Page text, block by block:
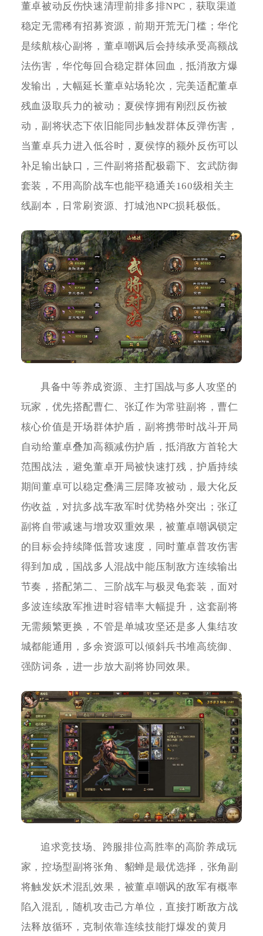
董卓被动反伤快速清理前排多排NPC，获取渠道
稳定无需稀有招募资源，前期开荒无门槛；华佗
是续航核心副将，董卓嘲讽后会持续承受高额战
法伤害，华佗每回合稳定群体回血，抵消敌方爆
发输出，大幅延长董卓站场轮次，完美适配董卓
残血汲取兵力的被动；夏侯惇拥有刚烈反伤被
动，副将状态下依旧能同步触发群体反弹伤害，
当董卓兵力进入低谷时，夏侯惇的额外反伤可以
补足输出缺口，三件副将搭配极霸下、玄武防御
套装，不用高阶战车也能平稳通关160级相关主
线副本，日常刷资源、打城池NPC损耗极低。
具备中等养成资源、主打国战与多人攻坚的
玩家，优先搭配曹仁、张辽作为常驻副将，曹仁
核心价值是开场群体护盾，副将携带时战斗开局
自动给董卓叠加高额减伤护盾，抵消敌方首轮大
范围战法，避免董卓开局被快速打残，护盾持续
期间董卓可以稳定叠满三层降攻被动，最大化反
伤收益，对抗多战车敌军时优势格外突出；张辽
副将自带减速与增攻双重效果，被董卓嘲讽锁定
的目标会持续降低普攻速度，同时董卓普攻伤害
得到加成，国战多人混战中能压制敌方连续输出
节奏，搭配第二、三阶战车与极灵龟套装，面对
多波连续敌军推进时容错率大幅提升，这套副将
无需频繁更换，不管是单城攻坚还是多人集结攻
城都能通用，多余资源可以倾斜兵书堆高统御、
强防词条，进一步放大副将协同效果。
追求竞技场、跨服排位高胜率的高阶养成玩
家，控场型副将张角、貂蝉是最优选择，张角副
将触发妖术混乱效果，被董卓嘲讽的敌军有概率
陷入混乱，随机攻击己方单位，直接打断敌方战
法释放循环，克制依靠连续技能打爆发的黄月